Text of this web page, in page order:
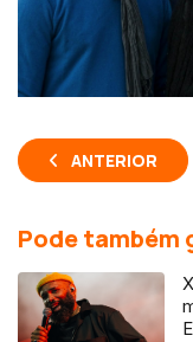
ANTERIOR
Pode também